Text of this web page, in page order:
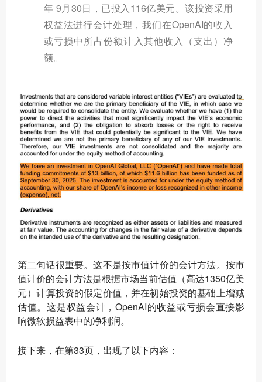
年 9月30日，已投入116亿美元。该投资采用
权益法进行会计处理，我们在OpenAI的收入
或亏损中所占份额计入其他收入（支出）净
额。
第二句话很重要。这不是按市值计价的会计方法。按市
值计价的会计方法是根据市场当前估值（高达1350亿美
元）计算投资的假定价值，并在初始投资的基础上增减
估值。这是权益会计，OpenAI的收益或亏损会直接影
响微软损益表中的净利润。
接下来，在第33页，出现了以下内容：